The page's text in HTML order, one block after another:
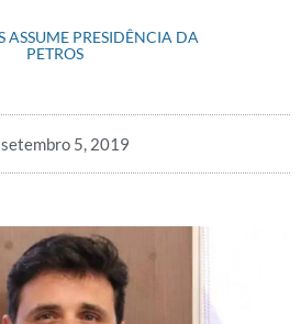
ASSUME PRESIDÊNCIA DA
PETROS
setembro 5, 2019